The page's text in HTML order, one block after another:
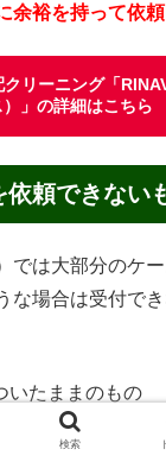
余裕を持って依頼
リーニング「
）」の詳細はこちら
依頼できない
では大部分のケ
な場合は受付で
いたままのもの
の
検索